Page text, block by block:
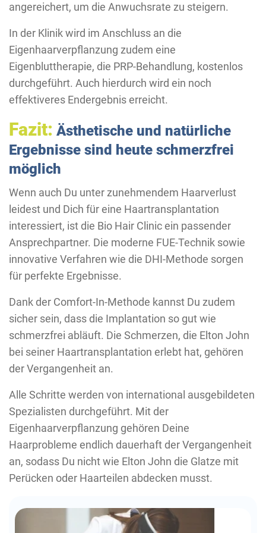
angereichert, um die Anwuchsrate zu steigern.
In der Klinik wird im Anschluss an die
Eigenhaarverpflanzung zudem eine
Eigenbluttherapie, die PRP-Behandlung, kostenlos
durchgeführt. Auch hierdurch wird ein noch
effektiveres Endergebnis erreicht.
Fazit: Ästhetische und natürliche
Ergebnisse sind heute schmerzfrei
möglich
Wenn auch Du unter zunehmendem Haarverlust
leidest und Dich für eine Haartransplantation
interessiert, ist die Bio Hair Clinic ein passender
Ansprechpartner. Die moderne FUE-Technik sowie
innovative Verfahren wie die DHI-Methode sorgen
für perfekte Ergebnisse.
Dank der Comfort-In-Methode kannst Du zudem
sicher sein, dass die Implantation so gut wie
schmerzfrei abläuft. Die Schmerzen, die Elton John
bei seiner Haartransplantation erlebt hat, gehören
der Vergangenheit an.
Alle Schritte werden von international ausgebildeten
Spezialisten durchgeführt. Mit der
Eigenhaarverpflanzung gehören Deine
Haarprobleme endlich dauerhaft der Vergangenheit
an, sodass Du nicht wie Elton John die Glatze mit
Perücken oder Haarteilen abdecken musst.